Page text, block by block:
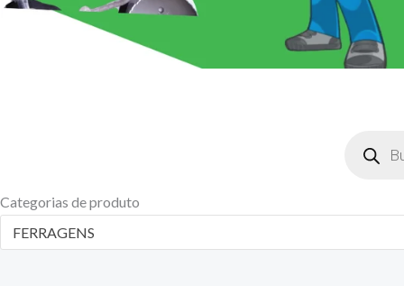
Categorias de produto
FERRAGENS